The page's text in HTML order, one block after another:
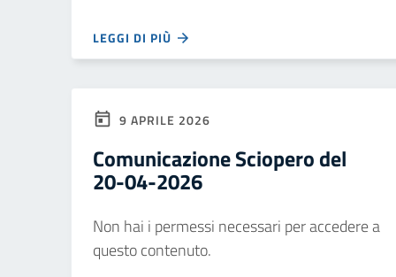
LEGGI DI PIÙ
9 APRILE 2026
Comunicazione Sciopero del
20-04-2026
Non hai i permessi necessari per accedere a
questo contenuto.